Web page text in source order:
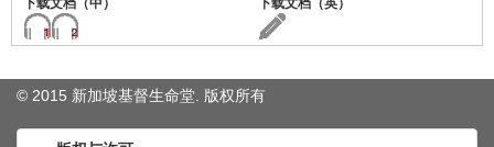
© 2015 新加坡基督生命堂. 版权所有